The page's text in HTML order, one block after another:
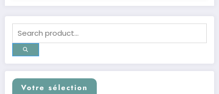
Votre sélection